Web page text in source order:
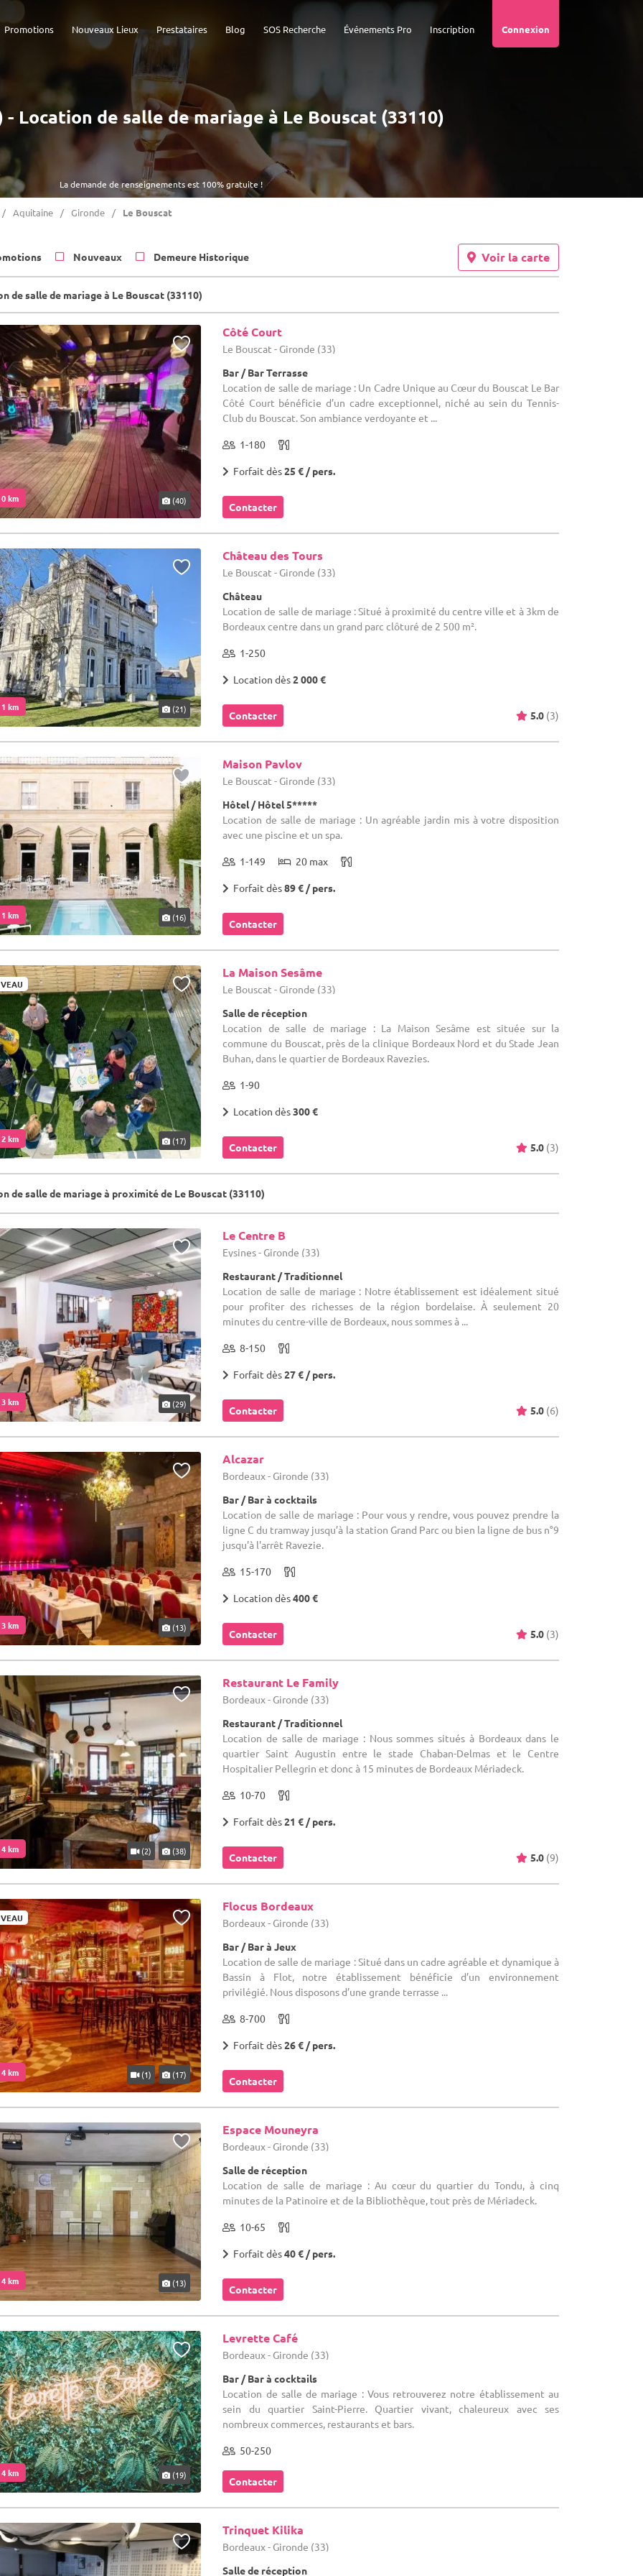
Connexion
Inscription
Événements Pro
SOS Recherche
Blog
Prestataires
Nouveaux Lieux
Promotions
La demande de renseignements est 100% gratuite !
Location de salle de mariage à Le Bouscat (33110)
Aquitaine Gironde Le Bouscat
Nouveaux Demeure Historique Voir la carte
de salle de mariage à Le Bouscat (33110)
km (40)
Côté Court
Le Bouscat - Gironde (33)
Bar / Bar Terrasse
Location de salle de mariage : Un Cadre Unique au Cœur du Bouscat Le Bar
Côté Court bénéficie d’un cadre exceptionnel, niché au sein du Tennis-
Club du Bouscat. Son ambiance verdoyante et ...
1-180
Forfait dès25 € / pers.
Contacter
km (21)
Château des Tours
Le Bouscat - Gironde (33)
Château
Location de salle de mariage : Situé à proximité du centre ville et à 3km de
Bordeaux centre dans un grand parc clôturé de 2 500 m².
1-250
Location dès2 000 €
Contacter 5.0 (3)
km (16)
Maison Pavlov
Le Bouscat - Gironde (33)
Hôtel / Hôtel 5*****
Location de salle de mariage : Un agréable jardin mis à votre disposition
avec une piscine et un spa.
1-149 20 max
Forfait dès89 € / pers.
Contacter
km (17)
La Maison Sesâme
Le Bouscat - Gironde (33)
Salle de réception
Location de salle de mariage : La Maison Sesâme est située sur la
commune du Bouscat, près de la clinique Bordeaux Nord et du Stade Jean
Buhan, dans le quartier de Bordeaux Ravezies.
1-90
Location dès300 €
Contacter 5.0 (3)
de salle de mariage à proximité de Le Bouscat (33110)
km (29)
Le Centre B
Eysines - Gironde (33)
Restaurant / Traditionnel
Location de salle de mariage : Notre établissement est idéalement situé
pour profiter des richesses de la région bordelaise. À seulement 20
minutes du centre-ville de Bordeaux, nous sommes à ...
8-150
Forfait dès27 € / pers.
Contacter 5.0 (6)
km (13)
Alcazar
Bordeaux - Gironde (33)
Bar / Bar à cocktails
Location de salle de mariage : Pour vous y rendre, vous pouvez prendre la
ligne C du tramway jusqu’à la station Grand Parc ou bien la ligne de bus n°9
jusqu'à l'arrêt Ravezie.
15-170
Location dès400 €
Contacter 5.0 (3)
km (2) (38)
Restaurant Le Family
Bordeaux - Gironde (33)
Restaurant / Traditionnel
Location de salle de mariage : Nous sommes situés à Bordeaux dans le
quartier Saint Augustin entre le stade Chaban-Delmas et le Centre
Hospitalier Pellegrin et donc à 15 minutes de Bordeaux Mériadeck.
10-70
Forfait dès21 € / pers.
Contacter 5.0 (9)
km (1) (17)
Flocus Bordeaux
Bordeaux - Gironde (33)
Bar / Bar à Jeux
Location de salle de mariage : Situé dans un cadre agréable et dynamique à
Bassin à Flot, notre établissement bénéficie d’un environnement
privilégié. Nous disposons d’une grande terrasse ...
8-700
Forfait dès26 € / pers.
Contacter
km (13)
Espace Mouneyra
Bordeaux - Gironde (33)
Salle de réception
Location de salle de mariage : Au cœur du quartier du Tondu, à cinq
minutes de la Patinoire et de la Bibliothèque, tout près de Mériadeck.
10-65
Forfait dès40 € / pers.
Contacter
km (19)
Levrette Café
Bordeaux - Gironde (33)
Bar / Bar à cocktails
Location de salle de mariage : Vous retrouverez notre établissement au
sein du quartier Saint-Pierre. Quartier vivant, chaleureux avec ses
nombreux commerces, restaurants et bars.
50-250
Contacter
Trinquet Kilika
Bordeaux - Gironde (33)
Salle de réception